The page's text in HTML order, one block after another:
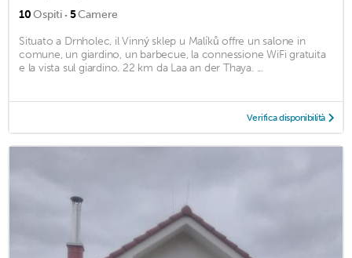
10Ospiti · 5Camere
Situato a Drnholec, il Vinný sklep u Malíků offre un salone in
comune, un giardino, un barbecue, la connessione WiFi gratuita
e la vista sul giardino. 22 km da Laa an der Thaya. ...
Verifica disponibilità